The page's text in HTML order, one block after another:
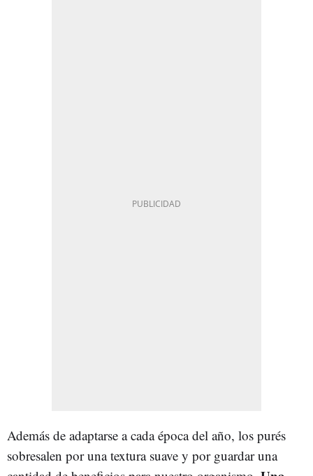
Además de adaptarse a cada época del año, los purés
sobresalen por una textura suave y por guardar una